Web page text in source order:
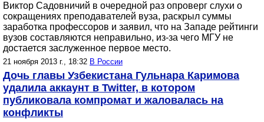
Виктор Садовничий в очередной раз опроверг слухи о
сокращениях преподавателей вуза, раскрыл суммы
заработка профессоров и заявил, что на Западе рейтинги
вузов составляются неправильно, из-за чего МГУ не
достается заслуженное первое место.
21 ноября 2013 г., 18:32 В России
Дочь главы Узбекистана Гульнара Каримова
удалила аккаунт в Twitter, в котором
публиковала компромат и жаловалась на
конфликты